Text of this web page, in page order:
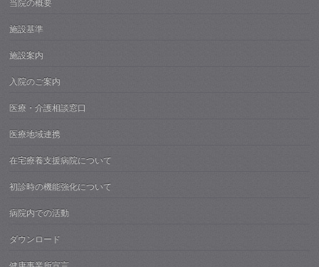
当院の概要
施設基準
施設案内
入院のご案内
医療・介護相談窓口
医療地域連携
在宅療養支援病院について
初診時の機能強化について
病院内での活動
ダウンロード